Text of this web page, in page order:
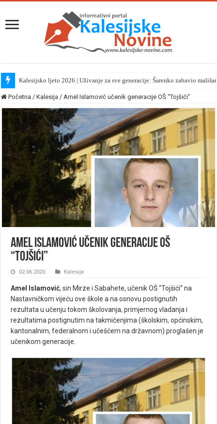
Kalesijsko ljeto 2026 | Uživanje za sve generacije: Šarenko zabavio
Početna / Kalesija / Amel Islamović učenik generacije OŠ “Tojšići”
Amel Islamović učenik generacije OŠ
“Tojšići”
02.06.2020. Kalesija
Amel Islamović, sin Mirze i Sabahete, učenik OŠ “Tojšići” na
Nastavničkom vijeću ove škole a na osnovu postignutih
rezultata u učenju tokom školovanja, primjernog vladanja i
rezultatima postignutim na takmičenjima (školskim, općinskim,
kantonalnim, federalnom i učešćem na državnom) proglašen je
učenikom generacije.